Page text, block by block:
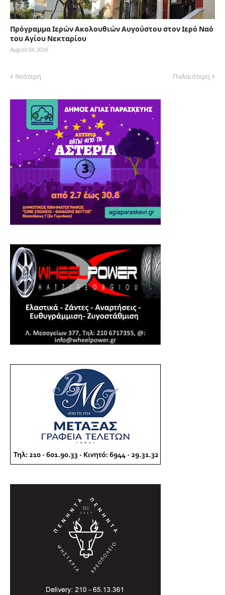
Πρόγραμμα Ιερών Ακολουθιών Αυγούστου στον Ιερό Ναό
του Αγίου Νεκταρίου
August 04, 2026
Νεότερη Παλαιότερη